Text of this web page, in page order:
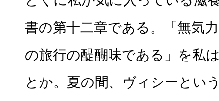
書の第十二章である。「無気
の旅行の醍醐味である」を私
とか。夏の間、ヴィシーとい